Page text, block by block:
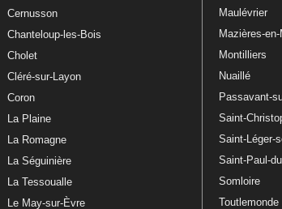
Cernusson
Chanteloup-les-Bois
Cholet
Cléré-sur-Layon
Coron
La Plaine
La Romagne
La Séguinière
La Tessoualle
Le May-sur-Èvre
Maulévrier
Mazières-
Montilliers
Nuaillé
Passavant-
Saint-
Saint-Léger-
Saint-Paul-
Somloire
Toutlemonde